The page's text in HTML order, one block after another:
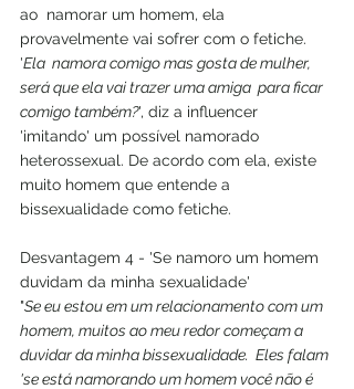
ao  namorar um homem, ela
provavelmente vai sofrer com o fetiche.
'Ela  namora comigo mas gosta de mulher,
será que ela vai trazer uma amiga  para ficar
comigo também?', diz a influencer
'imitando' um possível namorado
heterossexual. De acordo com ela, existe
muito homem que entende a
bissexualidade como fetiche.
Desvantagem 4 - 'Se namoro um homem
duvidam da minha sexualidade'
"Se eu estou em um relacionamento com um
homem, muitos ao meu redor começam a
duvidar da minha bissexualidade.  Eles falam
'se está namorando um homem você não é